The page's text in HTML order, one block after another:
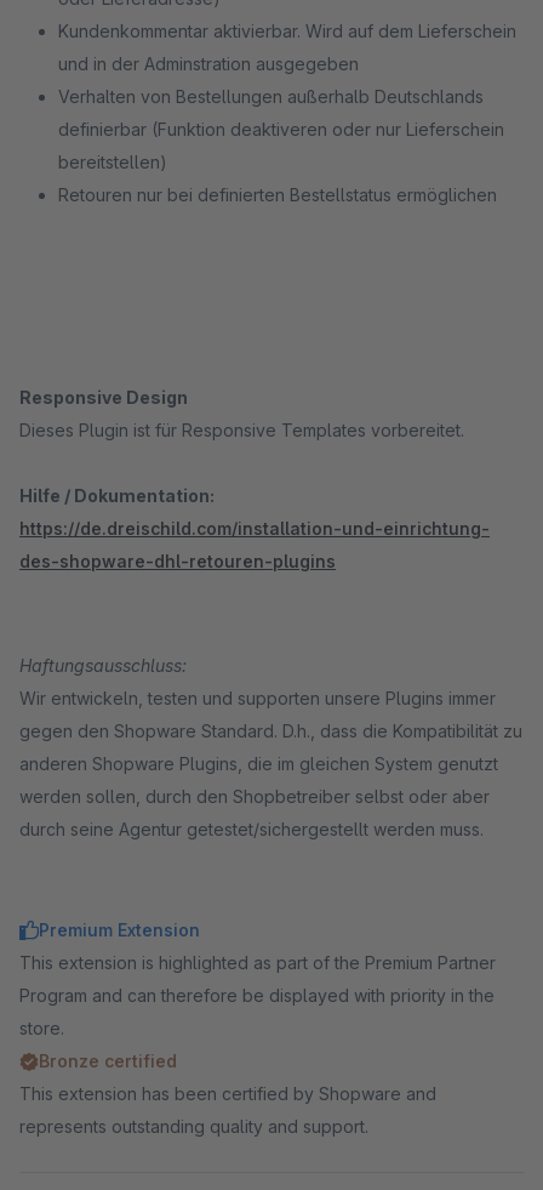
Kundenkommentar aktivierbar. Wird auf dem Lieferschein
und in der Adminstration ausgegeben
Verhalten von Bestellungen außerhalb Deutschlands
definierbar (Funktion deaktiveren oder nur Lieferschein
bereitstellen)
Retouren nur bei definierten Bestellstatus ermöglichen
Responsive Design
Dieses Plugin ist für Responsive Templates vorbereitet.
Hilfe / Dokumentation:
https://de.dreischild.com/installation-und-einrichtung-
des-shopware-dhl-retouren-plugins
Haftungsausschluss:
Wir entwickeln, testen und supporten unsere Plugins immer
gegen den Shopware Standard. D.h., dass die Kompatibilität zu
anderen Shopware Plugins, die im gleichen System genutzt
werden sollen, durch den Shopbetreiber selbst oder aber
durch seine Agentur getestet/sichergestellt werden muss.
Premium Extension
This extension is highlighted as part of the Premium Partner
Program and can therefore be displayed with priority in the
store.
Bronze certified
This extension has been certified by Shopware and
represents outstanding quality and support.